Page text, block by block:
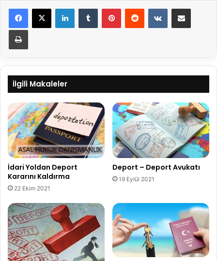
LinkedInTumblr PinterestReddit VKontakteE-Posta ile paylaş
Yazdır
İlgili Makaleler
İdari Yoldan Deport
Kararını Kaldırma
22 Ekim 2021
Deport – Deport Avukatı
19 Eylül 2021